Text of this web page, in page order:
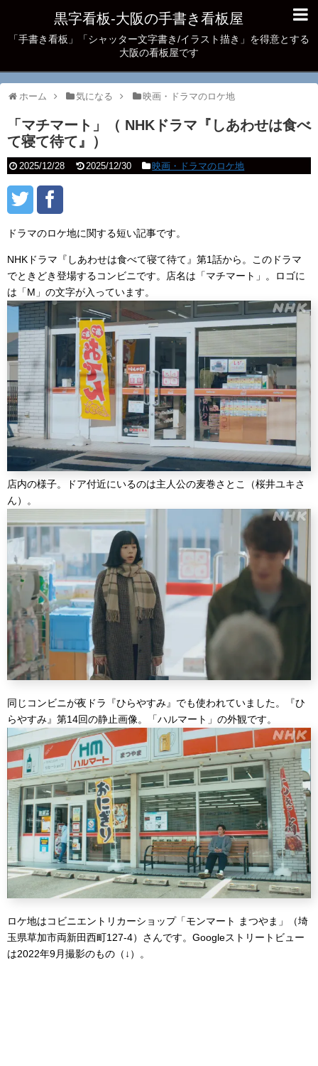
黒字看板‐大阪の手書き看板屋
「手書き看板」「シャッター文字書き/イラスト描き」を得意とする
大阪の看板屋です
ホーム 気になる 映画・ドラマのロケ地
「マチマート」（ NHKドラマ『しあわせは食べ
て寝て待て』）
2025/12/28 2025/12/30 映画・ドラマのロケ地
ドラマのロケ地に関する短い記事です。
NHKドラマ『しあわせは食べて寝て待て』第1話から。このドラマ
でときどき登場するコンビニです。店名は「マチマート」。ロゴに
は「M」の文字が入っています。
店内の様子。ドア付近にいるのは主人公の麦巻さとこ（桜井ユキさ
ん）。
同じコンビニが夜ドラ『ひらやすみ』でも使われていました。『ひ
らやすみ』第14回の静止画像。「ハルマート」の外観です。
ロケ地はコビニエントリカーショップ「モンマート まつやま」（埼
玉県草加市両新田西町127-4）さんです。Googleストリートビュー
は2022年9月撮影のもの（↓）。